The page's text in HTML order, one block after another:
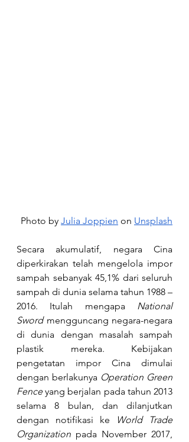
Photo by Julia Joppien on Unsplash
Secara akumulatif, negara Cina
diperkirakan telah mengelola impor
sampah sebanyak 45,1% dari seluruh
sampah di dunia selama tahun 1988 –
2016. Itulah mengapa National
Sword mengguncang negara-negara
di dunia dengan masalah sampah
plastik mereka. Kebijakan
pengetatan impor Cina dimulai
dengan berlakunya Operation Green
Fence yang berjalan pada tahun 2013
selama 8 bulan, dan dilanjutkan
dengan notifikasi ke
World Trade
Organization pada November 2017,